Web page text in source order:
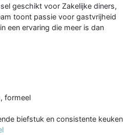
geschikt voor Zakelijke diners,
toont passie voor gastvrijheid
een ervaring die meer is dan
formeel
biefstuk en consistente keuken